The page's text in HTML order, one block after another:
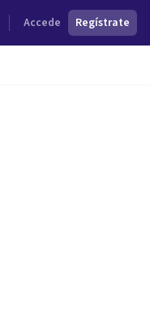
Accede Regístrate